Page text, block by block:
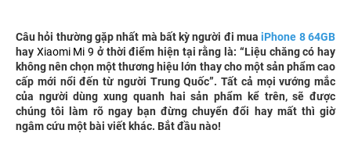
Câu hỏi thường gặp nhất mà bất kỳ người đi muaiPhone 8 64GB
hay Xiaomi Mi 9 ở thời điểm hiện tại rằng là: “Liệu chăng có hay
không nên chọn một thương hiệu lớn thay cho một sản phẩm cao
cấp mới nổi đến từ người Trung Quốc”. Tất cả mọi vướng mắc
của người dùng xung quanh hai sản phẩm kể trên, sẽ được
chúng tôi làm rõ ngay bạn đừng chuyển đổi hay mất thì giờ
ngâm cứu một bài viết khác. Bắt đầu nào!